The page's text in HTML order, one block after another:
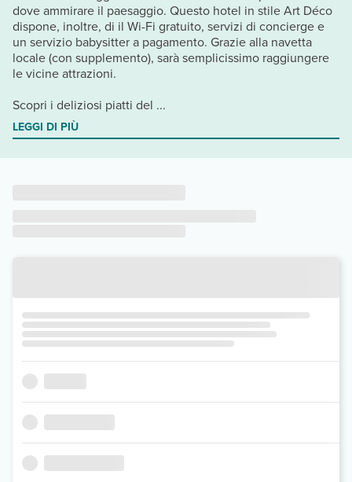
dove ammirare il paesaggio. Questo hotel in stile Art Déco
dispone, inoltre, di il Wi-Fi gratuito, servizi di concierge e
un servizio babysitter a pagamento. Grazie alla navetta
locale (con supplemento), sarà semplicissimo raggiungere
le vicine attrazioni.
Scopri i deliziosi piatti del ...
LEGGI DI PIÙ